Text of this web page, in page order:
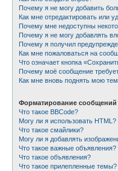
Почему я не могу добавить
Как мне отредактировать или
Почему мне недоступны
Почему я не могу добавлять
Почему я получил
Как мне пожаловаться на
Что означает кнопка
Почему моё сообщение
Как мне вновь поднять мою
Форматирование сообщений
Что такое BBCode?
Могу ли я использовать HTML?
Что такое смайлики?
Могу ли я добавлять
Что такое важные объявления?
Что такое объявления?
Что такое прилепленные темы?